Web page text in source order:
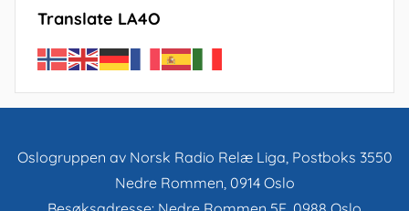
Translate LA4O
Oslogruppen av Norsk Radio Relæ Liga, Postboks 3550
Nedre Rommen, 0914 Oslo